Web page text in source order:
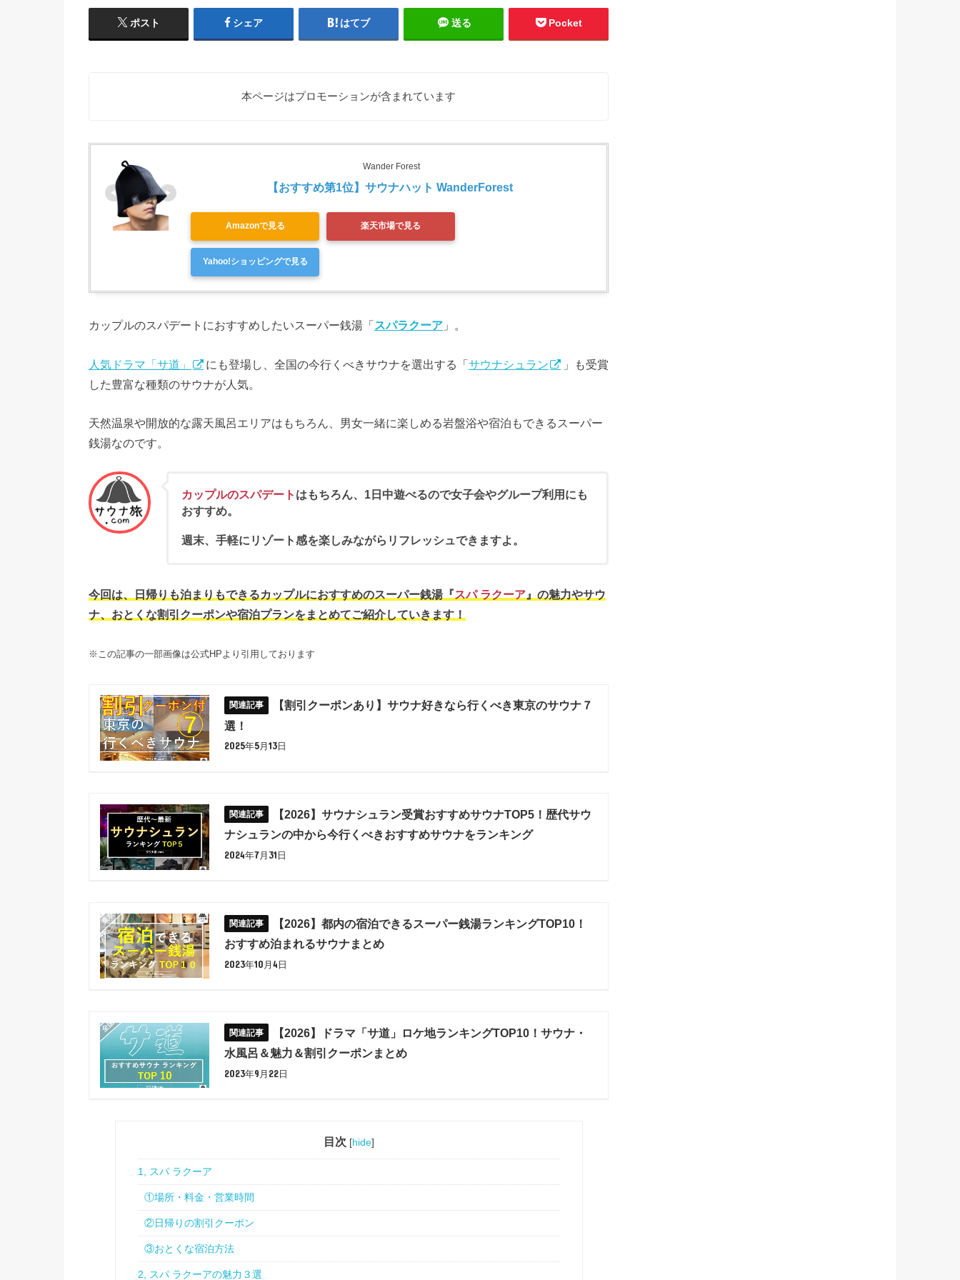
ポスト シェア はてブ 送る Pocket
本ページはプロモーションが含まれています
Wander Forest
【おすすめ第1位】サウナハット WanderForest
Amazonで見る 楽天市場で見る
Yahoo!ショッピングで見る
カップルのスパデートにおすすめしたいスーパー銭湯「スパラクーア 」。
人気ドラマ「サ道」 にも登場し、全国の今行くべきサウナを選出する「サウナシュラン
」も受賞
した豊富な種類のサウナが人気。
天然温泉や開放的な露天風呂エリアはもちろん、男女一緒に楽しめる岩盤浴や宿泊もできるスーパー
銭湯なのです。
カップルのスパデート はもちろん、1日中遊べるので女子会やグループ利用にも
おすすめ。
週末、手軽にリゾート感を楽しみながらリフレッシュできますよ。
今回は、日帰りも泊まりもできるカップルにおすすめのスーパー銭湯『スパ ラクーア 』の魅力やサウ
ナ、おとくな割引クーポンや宿泊プランをまとめてご紹介していきます！
※この記事の一部画像は公式HPより引用しております
【割引クーポンあり】サウナ好きなら行くべき東京のサウナ７
選！
2025年5月13日
【2026】サウナシュラン受賞おすすめサウナTOP5！歴代サウ
ナシュランの中から今行くべきおすすめサウナをランキング
2024年7月31日
【2026】都内の宿泊できるスーパー銭湯ランキングTOP10！
おすすめ泊まれるサウナまとめ
2023年10月4日
【2026】ドラマ「サ道」ロケ地ランキングTOP10！サウナ・
水風呂＆魅力＆割引クーポンまとめ
2023年9月22日
目次 [hide]
1, スパ ラクーア
①場所・料金・営業時間
②日帰りの割引クーポン
③おとくな宿泊方法
2, スパ ラクーアの魅力３選